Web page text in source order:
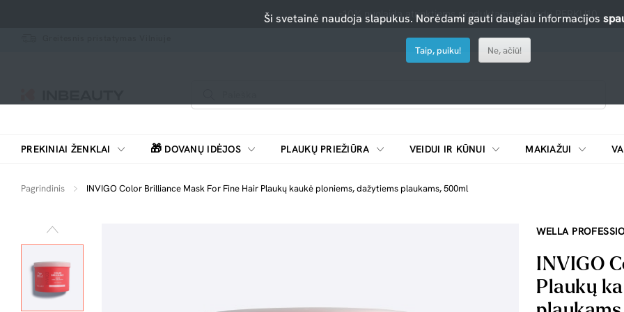
-10% nuolaida atrinktiems produktams su kodu PERKU10
PREKINIAI ŽENKLAI 🎁 DOVANŲ IDĖJOS PLAUKŲ PRIEŽIŪRA VEIDUI IR KŪNUI MAKIAŽUI
Pagrindinis INVIGO Color Brilliance Mask For Fine Hair Plaukų kaukė ploniems, dažytiems plaukams, 500ml
WELLA
INVIGO
Plaukų
Ši svetainė naudoja slapukus. Norėdami gauti daugiau informacijos
Taip, puiku! Ne, ačiū!